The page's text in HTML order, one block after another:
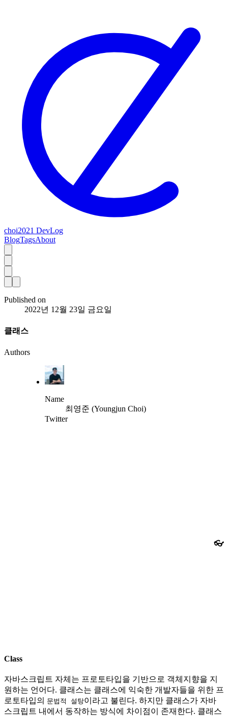
choi2021 DevLog
BlogTagsAbout
Published on
2022년 12월 23일 금요일
클래스
Authors
Name
최영준 (Youngjun Choi)
Twitter
👓
Class
자바스크립트 자체는 프로토타입을 기반으로 객체지향을 지
원하는 언어다. 클래스는 클래스에 익숙한 개발자들을 위한 프
로토타입의 문법적 설탕이라고 불린다. 하지만 클래스가 자바
스크립트 내에서 동작하는 방식에 차이점이 존재한다. 클래스